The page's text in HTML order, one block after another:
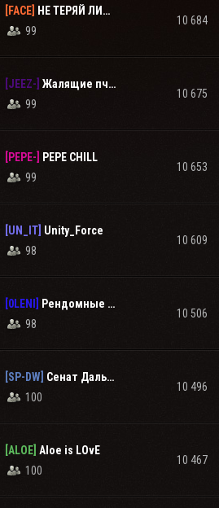
[FACE]
НЕ ТЕРЯЙ ЛИЦО BRO (ノಠ益ಠ)ノ彡┻┻
99
10 684
[JEEZ-] Жалящие пчёлки!
99
10 675
[PEPE-]
PEPE CHILL
99
10 653
[UN_IT] Unity_Force
98
10 609
[0LENI]
Рендомные Oлени
98
10 506
[SP-DW] Сенат Дальнего Востока
100
10 496
[ALOE] Aloe is LOvE
100
10 467